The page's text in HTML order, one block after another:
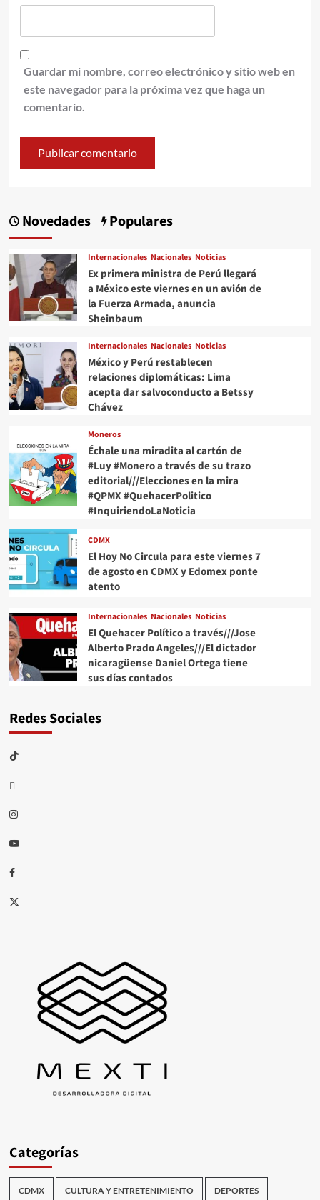
Guardar mi nombre, correo electrónico y sitio web en
este navegador para la próxima vez que haga un
comentario.
Novedades Populares
Internacionales Nacionales Noticias
Ex primera ministra de Perú llegará
a México este viernes en un avión de
la Fuerza Armada, anuncia
Sheinbaum
Internacionales Nacionales Noticias
México y Perú restablecen
relaciones diplomáticas: Lima
acepta dar salvoconducto a Betssy
Chávez
Moneros
Échale una miradita al cartón de
#Luy #Monero a través de su trazo
editorial///Elecciones en la mira
#QPMX #QuehacerPolitico
#InquiriendoLaNoticia
CDMX
El Hoy No Circula para este viernes 7
de agosto en CDMX y Edomex ponte
atento
Internacionales Nacionales Noticias
El Quehacer Político a través///Jose
Alberto Prado Angeles///El dictador
nicaragüense Daniel Ortega tiene
sus días contados
Redes Sociales
TikTok
threads
Instagram
Youtube
Facebook
X
Categorías
CDMX CULTURA Y ENTRETENIMIENTO DEPORTES